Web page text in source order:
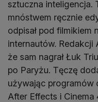
sztuczna inteligencja.
mnóstwem ręcznie
odpisał pod filmikiem
internautów. Redakcji
że sam nagrał Łuk
po Paryżu. Tęczę
używając programów
After Effects i Cinema